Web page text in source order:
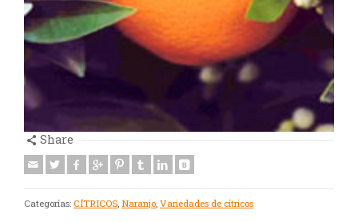
Share
Categorías: CÍTRICOS, Naranjo, Variedades de cítricos